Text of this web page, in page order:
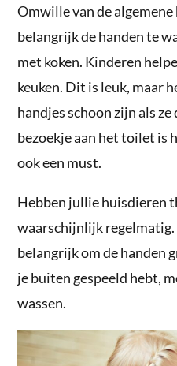
Omwille van de
belangrijk de handen te
met koken. Kinderen
keuken. Dit is leuk, maar
handjes schoon zijn als
bezoekje aan het toilet is
ook een must.
Hebben jullie huisdieren
waarschijnlijk
belangrijk om de handen
je buiten gespeeld hebt,
wassen.